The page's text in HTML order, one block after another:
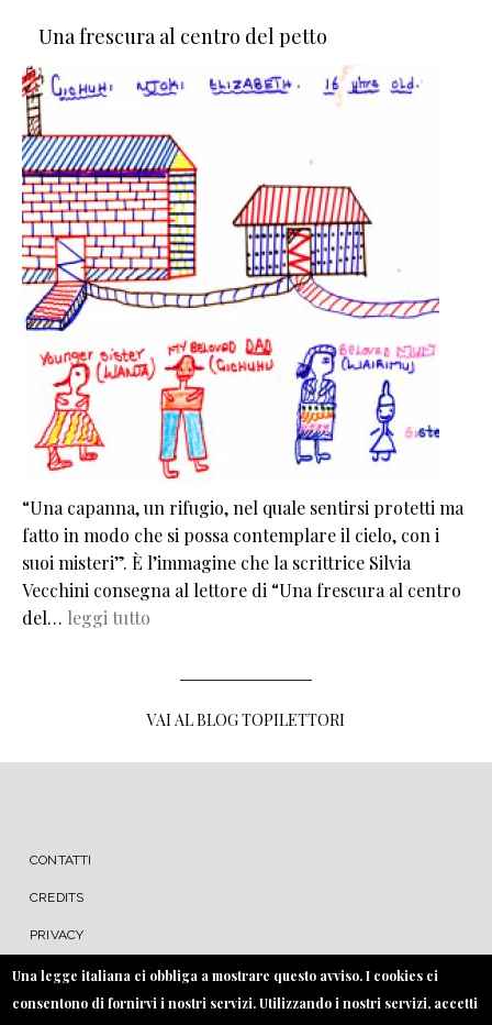
Una frescura al centro del petto
“Una capanna, un rifugio, nel quale sentirsi protetti ma
fatto in modo che si possa contemplare il cielo, con i
suoi misteri”. È l’immagine che la scrittrice Silvia
Vecchini consegna al lettore di “Una frescura al centro
del… leggi tutto
VAI AL BLOG TOPILETTORI
MENU FOOTER
CONTATTI
CREDITS
PRIVACY
COOKIE
Una legge italiana ci obbliga a mostrare questo avviso. I cookies ci
consentono di fornirvi i nostri servizi. Utilizzando i nostri servizi, accetti